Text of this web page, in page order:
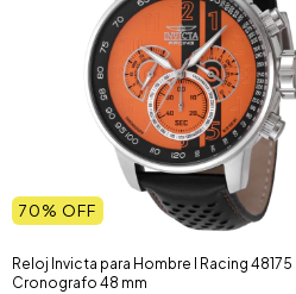
70% OFF
Reloj Invicta para Hombre I Racing 48175
Cronografo 48 mm